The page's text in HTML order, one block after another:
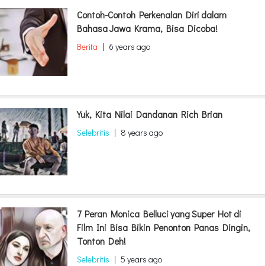
Contoh-Contoh Perkenalan Diri dalam
Bahasa Jawa Krama, Bisa Dicoba!
Berita | 6 years ago
Yuk, Kita Nilai Dandanan Rich Brian
Selebritis | 8 years ago
7 Peran Monica Belluci yang Super Hot di
Film Ini Bisa Bikin Penonton Panas Dingin,
Tonton Deh!
Selebritis | 5 years ago